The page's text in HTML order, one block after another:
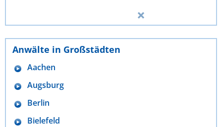
Anwälte in Großstädten
Aachen
Augsburg
Berlin
Bielefeld